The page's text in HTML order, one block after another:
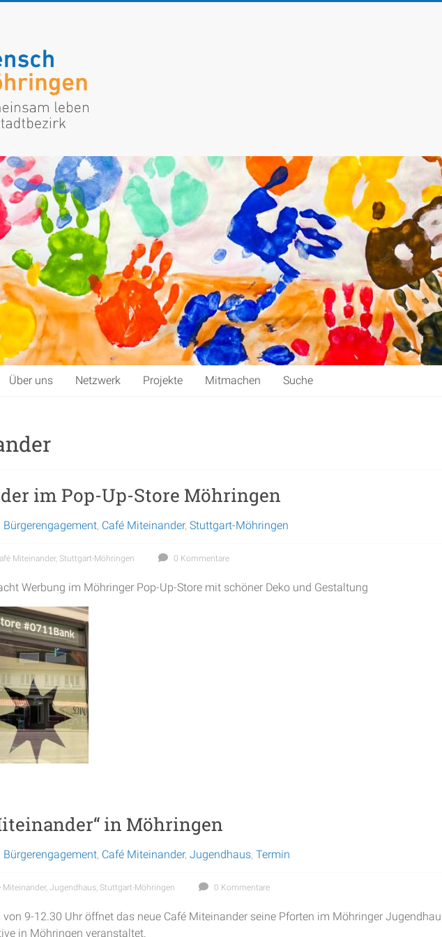
Über uns Netzwerk Projekte Mitmachen Suche
im Pop-Up-Store Möhringen
Bürgerengagement, Café Miteinander, Stuttgart-Möhringen
Miteinander, Stuttgart-Möhringen 0 Kommentare
Werbung im Möhringer Pop-Up-Store mit schöner Deko und Gestaltung
in Möhringen
Bürgerengagement, Café Miteinander, Jugendhaus, Termin
Miteinander, Jugendhaus Stuttgart-Möhringen 0 Kommentare
9-12.30 Uhr öffnet das neue Café Miteinander seine Pforten im Möhringer
in Möhringen veranstaltet.